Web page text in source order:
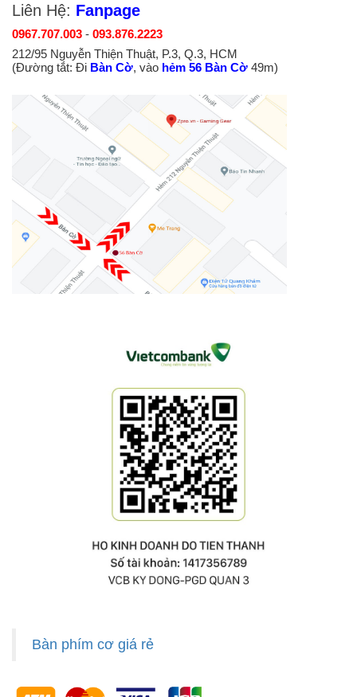
Liên Hệ: Fanpage
0967.707.003 - 093.876.2223
212/95 Nguyễn Thiện Thuật, P.3, Q.3, HCM
(Đường tắt: Đi Bàn Cờ, vào hẻm 56 Bàn Cờ 49m)
Bàn phím cơ giá rẻ